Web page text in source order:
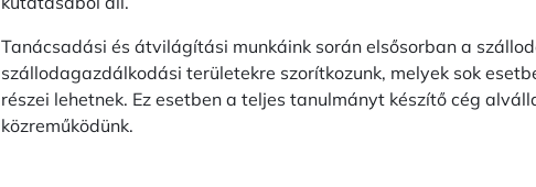
Tanácsadási és átvilágítási munkáink során elsősorban a
szállodagazdálkodási területekre szorítkozunk, melyek sok
részei lehetnek. Ez esetben a teljes tanulmányt készítő cég
közreműködünk.